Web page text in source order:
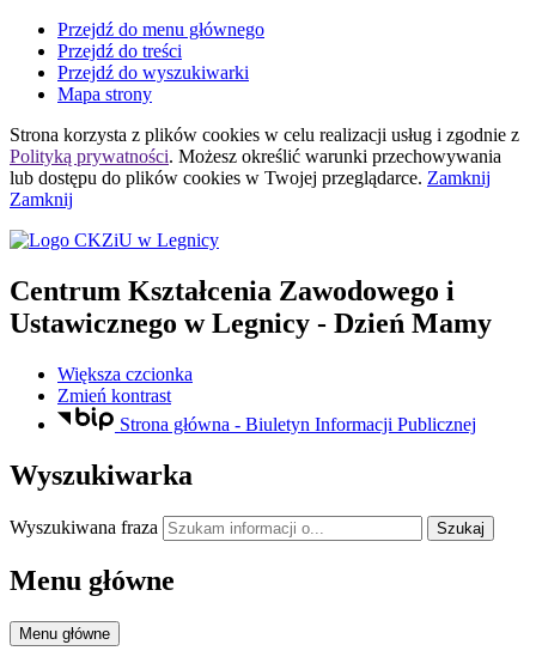
Przejdź do menu głównego
Przejdź do treści
Przejdź do wyszukiwarki
Mapa strony
Strona korzysta z plików cookies w celu realizacji usług i zgodnie z
Polityką prywatności. Możesz określić warunki przechowywania
lub dostępu do plików cookies w Twojej przeglądarce. Zamknij
Zamknij
Centrum Kształcenia Zawodowego i
Ustawicznego w Legnicy - Dzień Mamy
Większa czcionka
Zmień kontrast
Strona główna - Biuletyn Informacji Publicznej
Wyszukiwarka
Wyszukiwana fraza Szukaj
Menu główne
Menu główne